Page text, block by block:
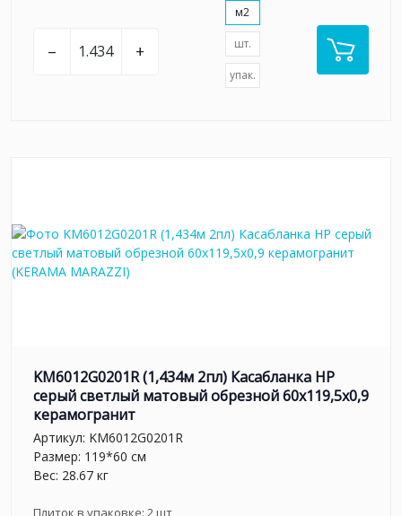
– +
м2
шт.
упак.
KM6012G0201R (1,434м 2пл) Касабланка HP
серый светлый матовый обрезной 60x119,5x0,9
керамогранит
Артикул: KM6012G0201R
Размер: 119*60 см
Вес: 28.67 кг
Плиток в упаковке: 2 шт